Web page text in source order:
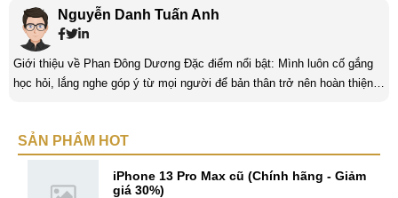
Nguyễn Danh Tuấn Anh
Giới thiệu về Phan Đông Dương Đặc điểm nổi bật: Mình luôn cố gắng
học hỏi, lắng nghe góp ý từ mọi người để bản thân trở nên hoàn thiện
sống cũng như công việc. Kinh nghiệm: Lĩnh vực content đòi hỏi sự
SẢN PHẨM HOT
iPhone 13 Pro Max cũ (Chính hãng - Giảm
giá 30%)